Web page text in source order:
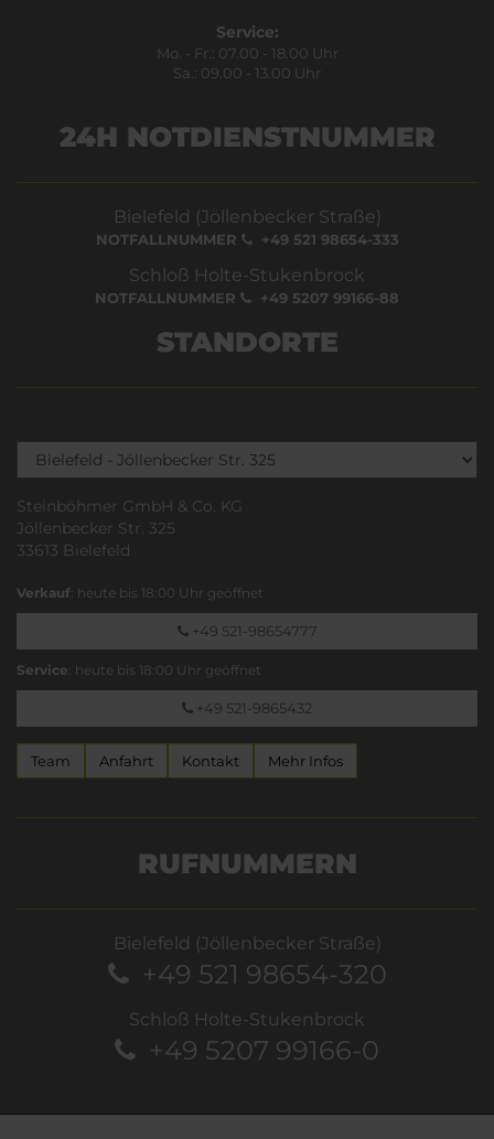
Service:
Mo. - Fr.: 07.00 - 18.00 Uhr
Sa.: 09.00 - 13.00 Uhr
24H NOTDIENSTNUMMER
Bielefeld (Jöllenbecker Straße)
NOTFALLNUMMER +49 521 98654-333
Schloß Holte-Stukenbrock
NOTFALLNUMMER +49 5207 99166-88
STANDORTE
Steinböhmer GmbH & Co. KG
Jöllenbecker Str. 325
33613 Bielefeld
Verkauf: heute bis 18:00 Uhr geöffnet
+49 521-98654777
Service: heute bis 18:00 Uhr geöffnet
+49 521-9865432
Team Anfahrt Kontakt Mehr Infos
RUFNUMMERN
Bielefeld (Jöllenbecker Straße)
+49 521 98654-320
Schloß Holte-Stukenbrock
+49 5207 99166-0